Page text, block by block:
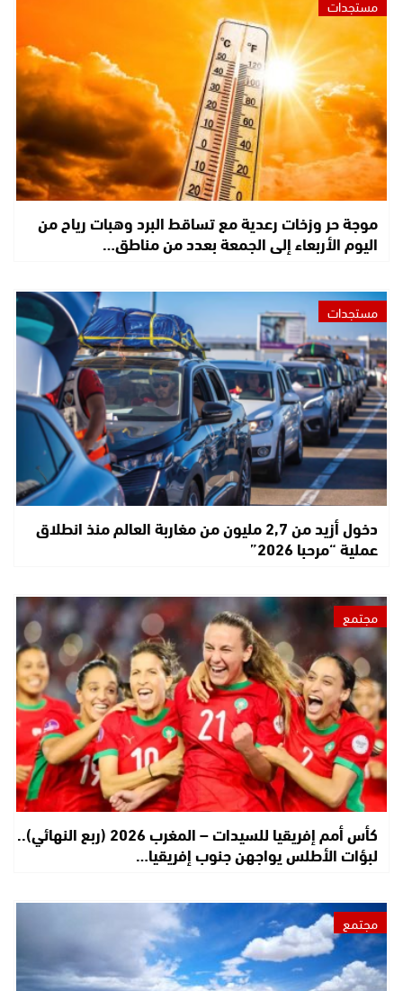
مستجدات
موجة حر وزخات رعدية مع تساقط البرد وهبات رياح من
اليوم الأربعاء إلى الجمعة بعدد من مناطق…
مستجدات
دخول أزيد من 2,7 مليون من مغاربة العالم منذ انطلاق
عملية “مرحبا 2026”
مجتمع
كأس أمم إفريقيا للسيدات – المغرب 2026 (ربع النهائي)..
لبؤات الأطلس يواجهن جنوب إفريقيا…
مجتمع